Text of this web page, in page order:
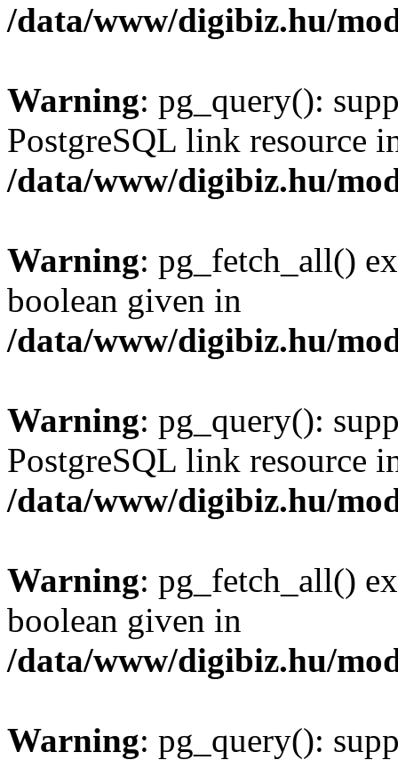
/data/www/digibiz.hu/
Warning: pg_query():
PostgreSQL link resource
/data/www/digibiz.hu/
Warning: pg_fetch_all()
boolean given in
/data/www/digibiz.hu/
Warning: pg_query():
PostgreSQL link resource
/data/www/digibiz.hu/
Warning: pg_fetch_all()
boolean given in
/data/www/digibiz.hu/
Warning: pg_query():